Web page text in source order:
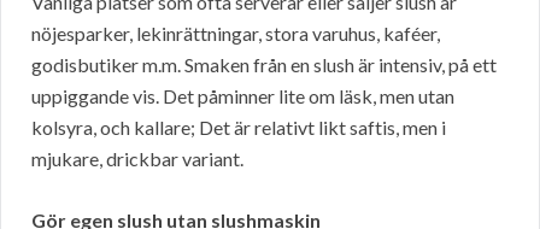
nöjesparker, lekinrättningar, stora varuhus, kaféer,
godisbutiker m.m. Smaken från en slush är intensiv, på ett
uppiggande vis. Det påminner lite om läsk, men utan
kolsyra, och kallare; Det är relativt likt saftis, men i
mjukare, drickbar variant.
Gör egen slush utan slushmaskin